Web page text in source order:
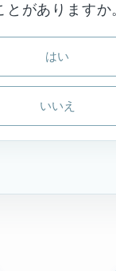
がありますか
はい
いいえ